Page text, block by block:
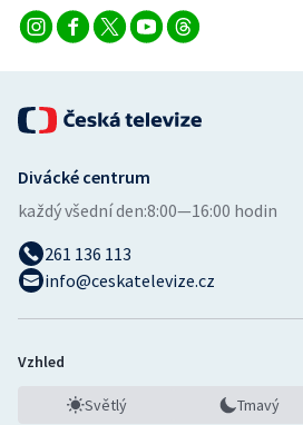
Divácké centrum
každý všední den:8:00—16:00 hodin
261 136 113
info@ceskatelevize.cz
Vzhled
Světlý Tmavý